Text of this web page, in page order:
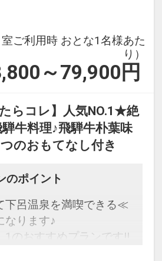
室ご利用時 おとな1名様あた
り）
～79,900 円
らコレ】人気NO.1★絶
牛料理♪飛騨牛朴葉味
のおもてなし付き
のポイント
下呂温泉を満喫できる≪
ります♪
1のおすすめプランです!!